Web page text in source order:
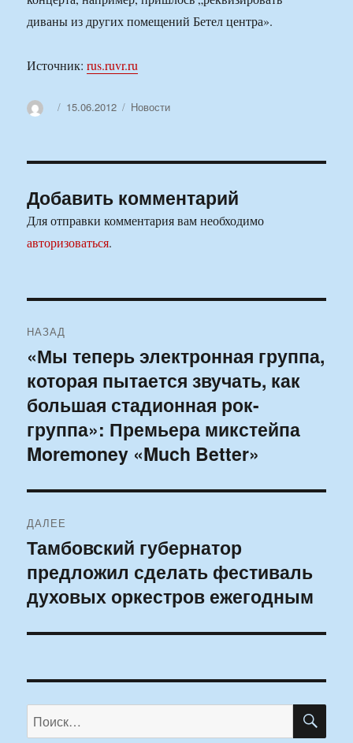
диваны из других помещений Бетел центра».
Источник:rus.ruvr.ru
АвторОпубликовано
15.06.2012 Рубрики
Новости
Добавить комментарий
Для отправки комментария вам необходимо
авторизоваться.
по
записям
НАЗАД
Предыдущая
запись:
«Мы теперь электронная группа,
которая пытается звучать, как
большая стадионная рок-
группа»: Премьера микстейпа
Moremoney «Much Better»
ДАЛЕЕ
Следующая
запись:
Тамбовский губернатор
предложил сделать фестиваль
духовых оркестров ежегодным
Искать: